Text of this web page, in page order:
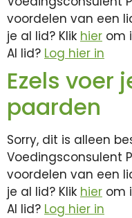
voordelen van een
je al lid? Klik hier om
Al lid? Log hier in
Ezels voer
paarden
Sorry, dit is alleen
Voedingsconsulent
voordelen van een
je al lid? Klik hier om
Al lid? Log hier in